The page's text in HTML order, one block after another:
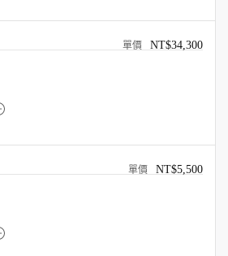
NT$34,300
NT$5,500